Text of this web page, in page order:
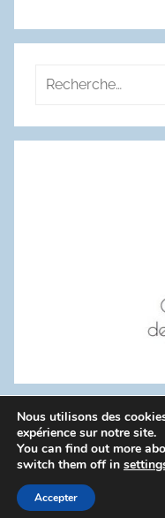
Recherche
:
WordPress
Politique de
Nous utilisons des
expérience sur notre site.
You can find out more
switch them off in
Accepter